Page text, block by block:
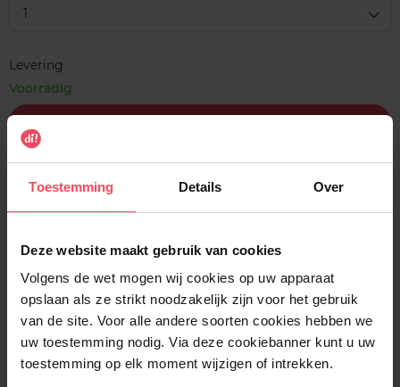
Toestemming Details Over
Deze website maakt gebruik van cookies
Volgens de wet mogen wij cookies op uw apparaat
opslaan als ze strikt noodzakelijk zijn voor het gebruik
van de site. Voor alle andere soorten cookies hebben we
uw toestemming nodig. Via deze cookiebanner kunt u uw
toestemming op elk moment wijzigen of intrekken.
1
Levering
Voorradig
Beschrijving